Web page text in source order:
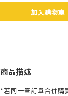
加入購物車
商品描述
*若同一筆訂單合併購